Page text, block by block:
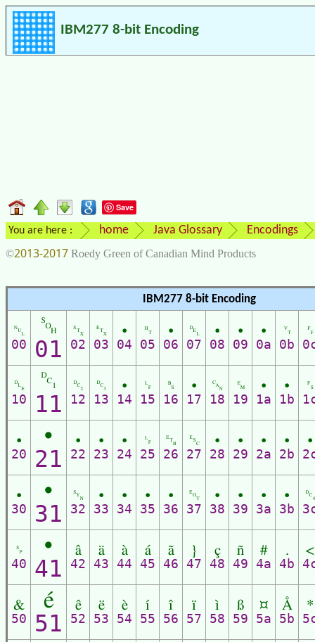
IBM277 8-bit Encoding
Save
You are here : home Java Glossary Encodings
©2013-2017 Roedy Green of Canadian Mind Products
IBM277 8-bit Encoding
␀
00
␁
01
␂
02
␃
03
•
04
␉
05
•
06
␡
07
•
08
•
09
•
0a
␋
0b
␐
10
␑
11
␒
12
␓
13
•
14
␊
15
␈
16
•
17
␘
18
␙
19
•
1a
•
1b
•
20
•
21
•
22
•
23
•
24
␊
25
␗
26
␛
27
•
28
•
29
•
2a
•
2b
•
•
30
•
31
␖
32
•
33
•
34
•
35
•
36
␄
37
•
38
•
39
•
3a
•
3b
␠
40
•
41
â
42
ä
43
à
44
á
45
ã
46
}
47
ç
48
ñ
49
#
4a
.
4b
<
&
50
é
51
ê
52
ë
53
è
54
í
55
î
56
ï
57
ì
58
ß
59
¤
5a
Å
5b
*